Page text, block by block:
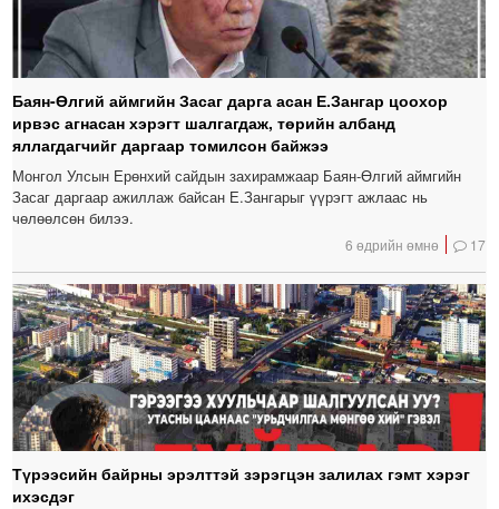
Баян-Өлгий аймгийн Засаг дарга асан Е.Зангар цоохор
ирвэс агнасан хэрэгт шалгагдаж, төрийн албанд
яллагдагчийг даргаар томилсон байжээ
Монгол Улсын Ерөнхий сайдын захирамжаар Баян-Өлгий аймгийн
Засаг даргаар ажиллаж байсан Е.Зангарыг үүрэгт ажлаас нь
чөлөөлсөн билээ.
6 өдрийн өмнө 17
Түрээсийн байрны эрэлттэй зэрэгцэн залилах гэмт хэрэг
ихэсдэг